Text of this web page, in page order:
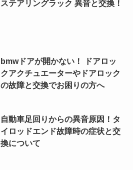
ステアリングラック 異音と交換！
bmwドアが開かない！ ドアロッ
クアクチュエーターやドアロック
の故障と交換でお困りの方へ
自動車足回りからの異音原因！タ
イロッドエンド故障時の症状と交
換について